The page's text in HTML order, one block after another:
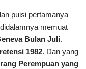
puisi pertamanya
memuat
Bulan Juli.
1982. Dan yang
Perempuan yang